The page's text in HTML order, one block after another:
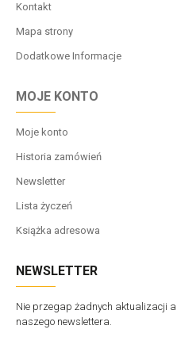
Kontakt
Mapa strony
Dodatkowe Informacje
MOJE KONTO
Moje konto
Historia zamówień
Newsletter
Lista życzeń
Książka adresowa
NEWSLETTER
Nie przegap żadnych aktualizacji
naszego newslettera.